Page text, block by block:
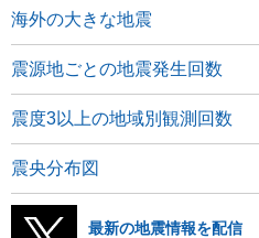
海外の大きな地震
震源地ごとの地震発生回数
震度3以上の地域別観測回数
震央分布図
最新の地震情報を配信